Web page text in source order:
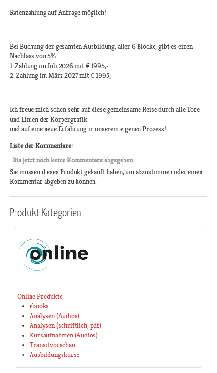
Ratenzahlung auf Anfrage möglich!
Bei Buchung der gesamten Ausbildung, aller 6 Blöcke, gibt es einen
Nachlass von 5%.
1. Zahlung im Juli 2026 mit € 1995,-
2. Zahlung im März 2027 mit € 1995,-
Ich freue mich schon sehr auf diese gemeinsame Reise durch alle Tore
und Linien der Körpergrafik
und auf eine neue Erfahrung in unserem eigenen Prozess!
Liste der Kommentare:
Bis jetzt noch keine Kommentare abgegeben
Sie müssen dieses Produkt gekauft haben, um abzustimmen oder einen
Kommentar abgeben zu können.
ProduktKategorien
Online Produkte
ebooks
Analysen (Audios)
Analysen (schriftlich, pdf)
Kursaufnahmen (Audios)
Transitvorschau
Ausbildungskurse